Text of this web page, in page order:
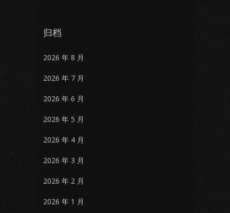
归档
2026 年 8 月
2026 年 7 月
2026 年 6 月
2026 年 5 月
2026 年 4 月
2026 年 3 月
2026 年 2 月
2026 年 1 月